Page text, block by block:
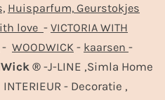
Huisparfum, Geurstokjes
love - VICTORIA WITH
- WOODWICK - kaarsen -
® -J-LINE ,Simla Home
- Decoratie ,